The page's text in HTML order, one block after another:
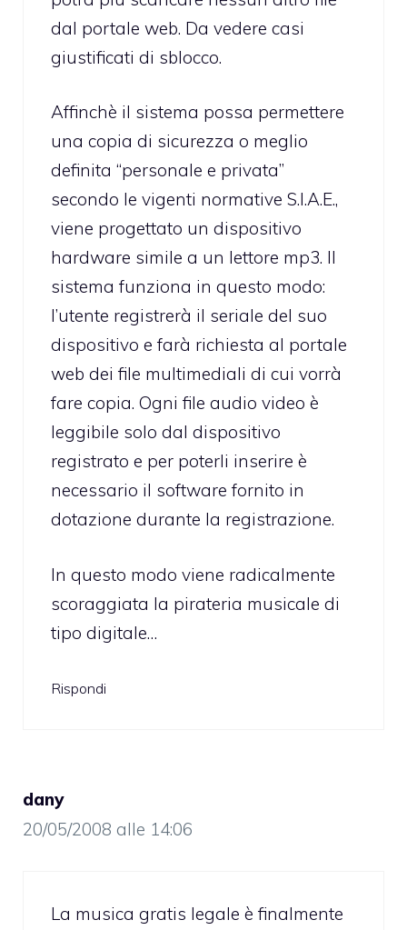
dal portale web. Da vedere casi
giustificati di sblocco.
Affinchè il sistema possa permettere
una copia di sicurezza o meglio
definita “personale e privata”
secondo le vigenti normative S.I.A.E.,
viene progettato un dispositivo
hardware simile a un lettore mp3. Il
sistema funziona in questo modo:
l’utente registrerà il seriale del suo
dispositivo e farà richiesta al portale
web dei file multimediali di cui vorrà
fare copia. Ogni file audio video è
leggibile solo dal dispositivo
registrato e per poterli inserire è
necessario il software fornito in
dotazione durante la registrazione.
In questo modo viene radicalmente
scoraggiata la pirateria musicale di
tipo digitale…
Rispondi
dany
20/05/2008 alle 14:06
La musica gratis legale è finalmente